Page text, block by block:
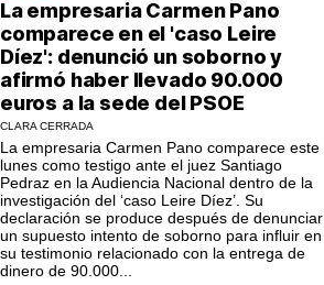
La empresaria Carmen Pano
comparece en el 'caso Leire
Díez': denunció un soborno y
afirmó haber llevado 90.000
euros a la sede del PSOE
CLARA CERRADA
La empresaria Carmen Pano comparece este
lunes como testigo ante el juez Santiago
Pedraz en la Audiencia Nacional dentro de la
investigación del ‘caso Leire Díez’. Su
declaración se produce después de denunciar
un supuesto intento de soborno para influir en
su testimonio relacionado con la entrega de
dinero de 90.000...